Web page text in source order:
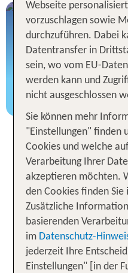
Mehr Istrien
Hotels, Inspirationen,
Hier
Kroatien
Eine Pauschalreise
für Urlauber aller Art,
und rundum
wunderschönen
Norden Kroatiens
an Aktivitäten und
Webseite
vorzuschlagen sowie
durchzuführen. Dabei
Datentransfer in
sein, wo vom EU-
werden kann und
nicht ausgeschlossen
Sie können mehr
"Einstellungen" finden
Cookies und welche
Verarbeitung Ihrer
akzeptieren möchten.
den Cookies finden Sie
Zusätzliche
basierenden
im Datenschutz-
jederzeit Ihre
Einstellungen" [in der